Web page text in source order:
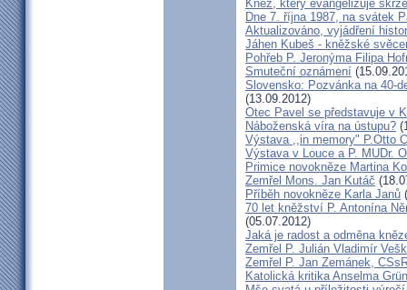
Kněz, který evangelizuje
Dne 7. října 1987, na svátek
Aktualizováno, vyjádření
Jáhen Kubeš - kněžské
Pohřeb P. Jeronýma Filipa
Smuteční oznámení
Slovensko: Pozvánka na 40-
(13.09.2012)
Otec Pavel se představuje v
Náboženská víra na ústupu?
Výstava ,,in memory" P.Otto
Výstava v Louce a P. MUDr.
Primice novokněze Martina
Zemřel Mons. Jan Kutáč
Příběh novokněze Karla Janů
70 let kněžství P. Antonína
(05.07.2012)
Jaká je radost a odměna
Zemřel P. Julián Vladimír
Zemřel P. Jan Zemánek,
Katolická kritika Anselma